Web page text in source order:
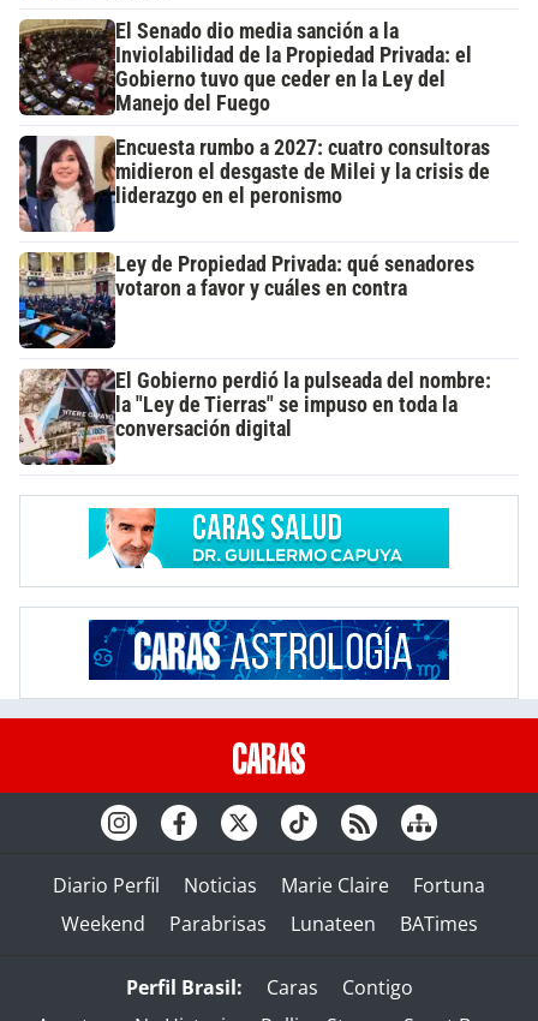
El Senado dio media sanción a la
Inviolabilidad de la Propiedad Privada: el
Gobierno tuvo que ceder en la Ley del
Manejo del Fuego
Encuesta rumbo a 2027: cuatro consultoras
midieron el desgaste de Milei y la crisis de
liderazgo en el peronismo
Ley de Propiedad Privada: qué senadores
votaron a favor y cuáles en contra
El Gobierno perdió la pulseada del nombre:
la "Ley de Tierras" se impuso en toda la
conversación digital
Diario Perfil Noticias Marie Claire
Fortuna
Weekend
Parabrisas Lunateen BATimes
Perfil Brasil: Caras
Contigo